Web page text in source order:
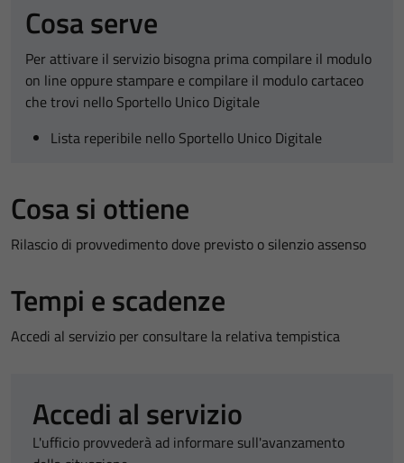
Cosa serve
Per attivare il servizio bisogna prima compilare il modulo
on line oppure stampare e compilare il modulo cartaceo
che trovi nello Sportello Unico Digitale
Lista reperibile nello Sportello Unico Digitale
Cosa si ottiene
Rilascio di provvedimento dove previsto o silenzio assenso
Tempi e scadenze
Accedi al servizio per consultare la relativa tempistica
Accedi al servizio
L'ufficio provvederà ad informare sull'avanzamento